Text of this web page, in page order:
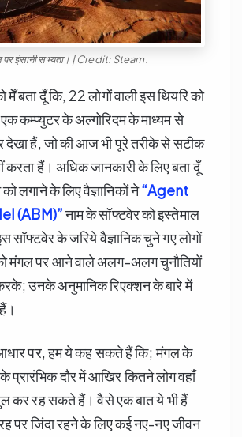
पर इंसानी सभ्यता। | Credit: Steam.
बता दूँ कि, 22 लोगों वाली इस थियरि को
कम्प्युटर के अल्गोरिदम के माध्यम से
देखा हैं, जो की आज भी पूरे तरीके से सटीक
करता हैं। अधिक जानकारी के लिए बता दूँ
लगाने के लिए वैज्ञानिकों ने“Agent
(ABM)”नाम के सॉफ्टवेर को इस्तेमाल
सॉफ्टवेर के जरिये वैज्ञानिक चुने गए लोगों
को मंगल पर आने वाले अलग-अलग चुनौतियों
उनके अनुमानिक रिएक्शन के बारे में
पर, हम ये कह सकते हैं कि; मंगल के
प्रारंभिक दौर में आखिर कितने लोग वहाँ
कर रह सकते हैं। वैसे एक बात ये भी हैं
पर जिंदा रहने के लिए कई नए-नए जीवन